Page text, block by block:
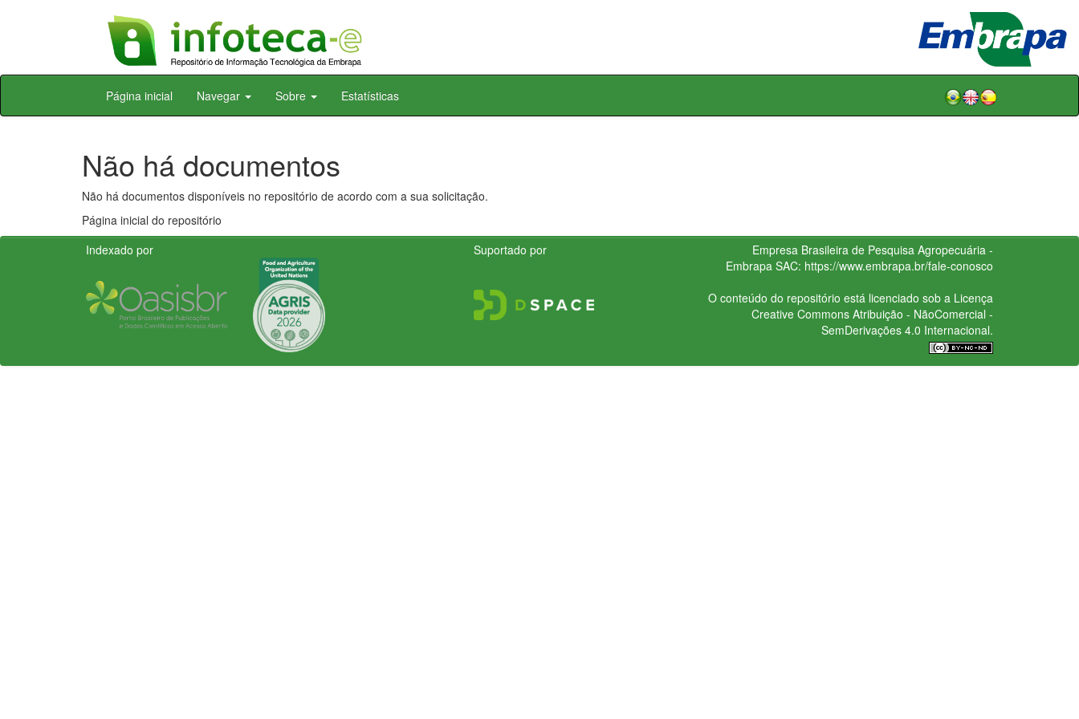
Skip
Página inicial Navegar Sobre Estatísticas
Não há documentos
Não há documentos disponíveis no repositório de acordo com a sua solicitação.
Página inicial do repositório
Indexado por
Suportado por
Empresa Brasileira de Pesquisa Agropecuária -
Embrapa SAC: https://www.embrapa.br/fale-conosco
O conteúdo do repositório está licenciado sob a Licença
Creative CommonsAtribuição - NãoComercial -
SemDerivações 4.0 Internacional.